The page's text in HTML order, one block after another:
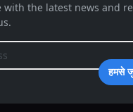
with the latest news and
हमसे